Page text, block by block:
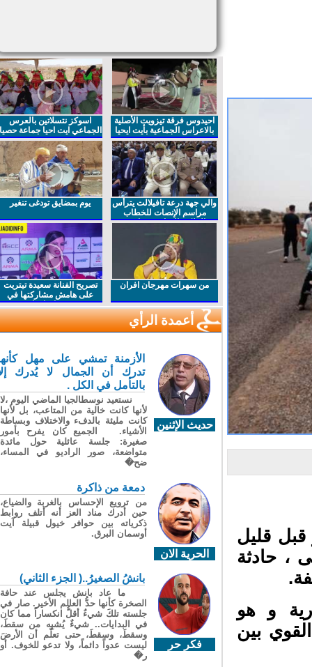
قليل
، حادثة
و هو
بين
احيدوس فرقة تيزويت الأصلية
بالاعراس الجماعية بأيت ايحيا
اسوكز نتسلاتين بالعرس
الجماعي ايت احيا جماعة حصيا
والي جهة درعة تافيلالت يترأس
مراسم الإنصات للخطاب
الملكي السامي بمناسبة
يوم بمضايق تودغى تنغير
من سهرات مهرجان افران
تصريح الفنانة سعيدة تيتريت
على هامش مشاركتها في
مهرجان افران
أعمدة الرأي
حديث الإثنين
الأزمنة تمشي على مهل كأنها
تدرك أن الجمال لا يُدرك إلا
بالتأمل في الكل .
نستعيد نوسطالجيا الماضي اليوم ،لا
لأنها كانت خالية من المتاعب، بل لأنها
كانت مليئة بالدفء والاختلاف وبساطة
الأشياء. الجميع كان يفرح بأمور
صغيرة: جلسة عائلية حول مائدة
متواضعة، صور الراديو في المساء،
ضح�
الحرية الان
دمعة من ذاكرة
من ترويع الإحساس بالغربة والضياع،
حين أدرك مناد العز أنه أتلف روابط
ذكرياته بين حوافر خيول قبيلة آيت
أوسمان البرق.
فكر حر
بانشُ الصغيرُ..( الجزء الثاني)
ما عاد بانش يجلس عند حافة
الصخرة كأنها حدُّ العالم الأخير. صار في
جلسته تلكَ شيءٌ أقلُّ انكساراً مما كان
في البدايات.. شيءٌ يُشبِه من سقطَ،
وسقطَ، وسقطَ، حتى تعلّم أن الأرضَ
ليست عدواً دائماً، ولا تدعو للخوف. أو
ر�